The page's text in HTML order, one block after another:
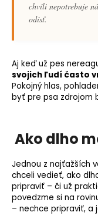
chvíli nepotrebuje
odísť.
Aj keď už pes
svojich ľudí často
Pokojný hlas,
byť pre psa zdrojom
Ako dlho
Jednou z najťažších
chceli vedieť, ako
pripraviť – či už
povedzme si na
– nechce pripraviť, a